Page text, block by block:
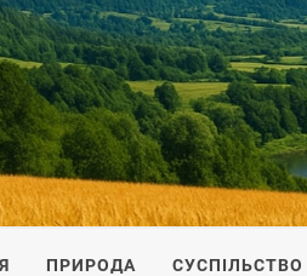
ПРИРОДА СУСПІЛЬСТВО